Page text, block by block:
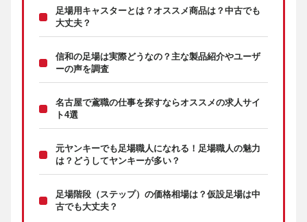
足場用キャスターとは？オススメ商品は？中古でも
大丈夫？
信和の足場は実際どうなの？主な製品紹介やユーザ
ーの声を調査
名古屋で鳶職の仕事を探すならオススメの求人サイ
ト4選
元ヤンキーでも足場職人になれる！足場職人の魅力
は？どうしてヤンキーが多い？
足場階段（ステップ）の価格相場は？仮設足場は中
古でも大丈夫？